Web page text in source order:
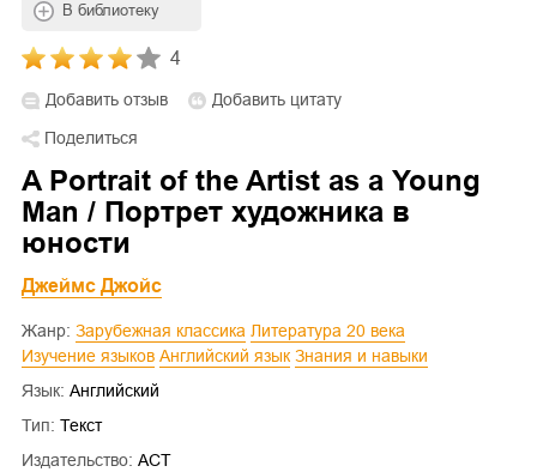
В библиотеку
4
Добавить отзыв
Добавить цитату
Поделиться
A Portrait of the Artist as a Young
Man / Портрет художника в
юности
Джеймс Джойс
Жанр: Зарубежная классика
Литература 20 века
Изучение языков
Английский язык
Знания и навыки
Язык: Английский
Тип: Текст
Издательство: АСТ